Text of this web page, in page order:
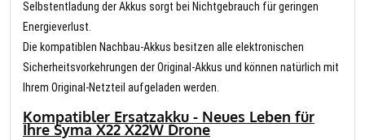
Selbstentladung der Akkus sorgt bei Nichtgebrauch für geringen
Energieverlust.
Die kompatiblen Nachbau-Akkus besitzen alle elektronischen
Sicherheitsvorkehrungen der Original-Akkus und können natürlich mit
Ihrem Original-Netzteil aufgeladen werden.
Kompatibler Ersatzakku - Neues Leben für
Ihre Syma X22 X22W Drone